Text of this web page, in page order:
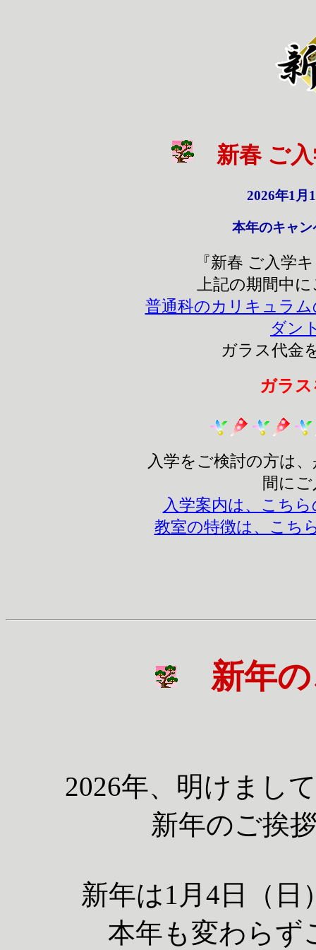
新春 ご
2026年1月
本年のキャ
『新春 ご入学
上記の期間中
普通科のカリキュラ
ダン
ガラス代金
ガラ
入学をご検討の方は
間に
入学案内は、こち
教室の特徴は、こち
新年
2026年、明けまし
新年のご挨
新年は1月4日（
本年も変わらず